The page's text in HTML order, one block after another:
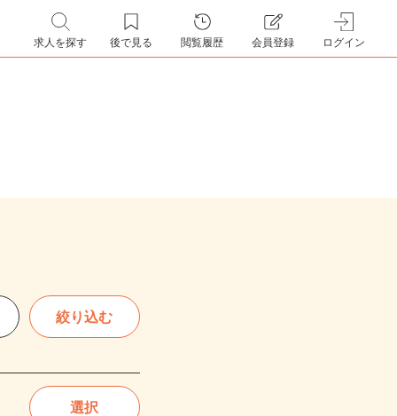
求人を探す 後で見る 閲覧履歴 会員登録 ログイン
絞り込む